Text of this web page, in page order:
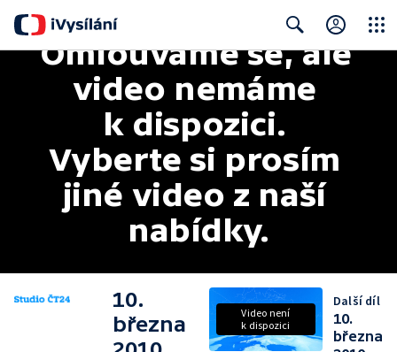
Search
Omlouváme se, ale
video nemáme
k dispozici.
Vyberte si prosím
jiné video z naší
nabídky.
10.
března
Video není
k dispozici
Další díl
10.
března